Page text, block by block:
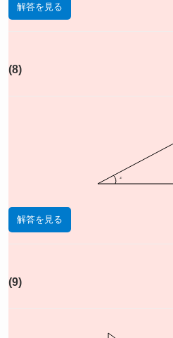
解答を見る
(8)
x
解答を見る
(9)